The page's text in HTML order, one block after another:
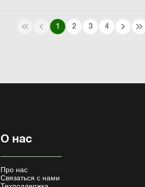
1 2 3 4
О нас
Про нас
Связаться с нами